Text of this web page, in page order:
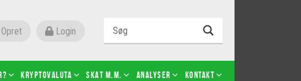
Login
Kryptovaluta SKAT m.m. Analyser Kontakt